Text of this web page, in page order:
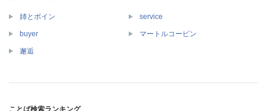
姉とボイン service
buyer マートルコービン
邂逅
ことば検索ランキング